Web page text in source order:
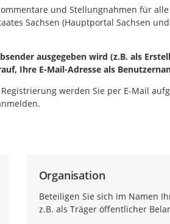
und Stellungnahmen für
Sachsen (Hauptportal Sachsen
ausgegeben wird (z.B. als
Ihre E-Mail-Adresse als
werden Sie per E-Mail
Organisation
Beteiligen Sie sich im Namen
z.B. als Träger öffentlicher